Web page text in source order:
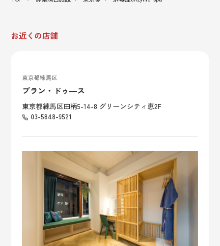
お近くの店舗
東京都練馬区
ブラン・ドゥ―ス
東京都練馬区田柄5-14-8 グリーンシティ恵2F
03-5848-9521